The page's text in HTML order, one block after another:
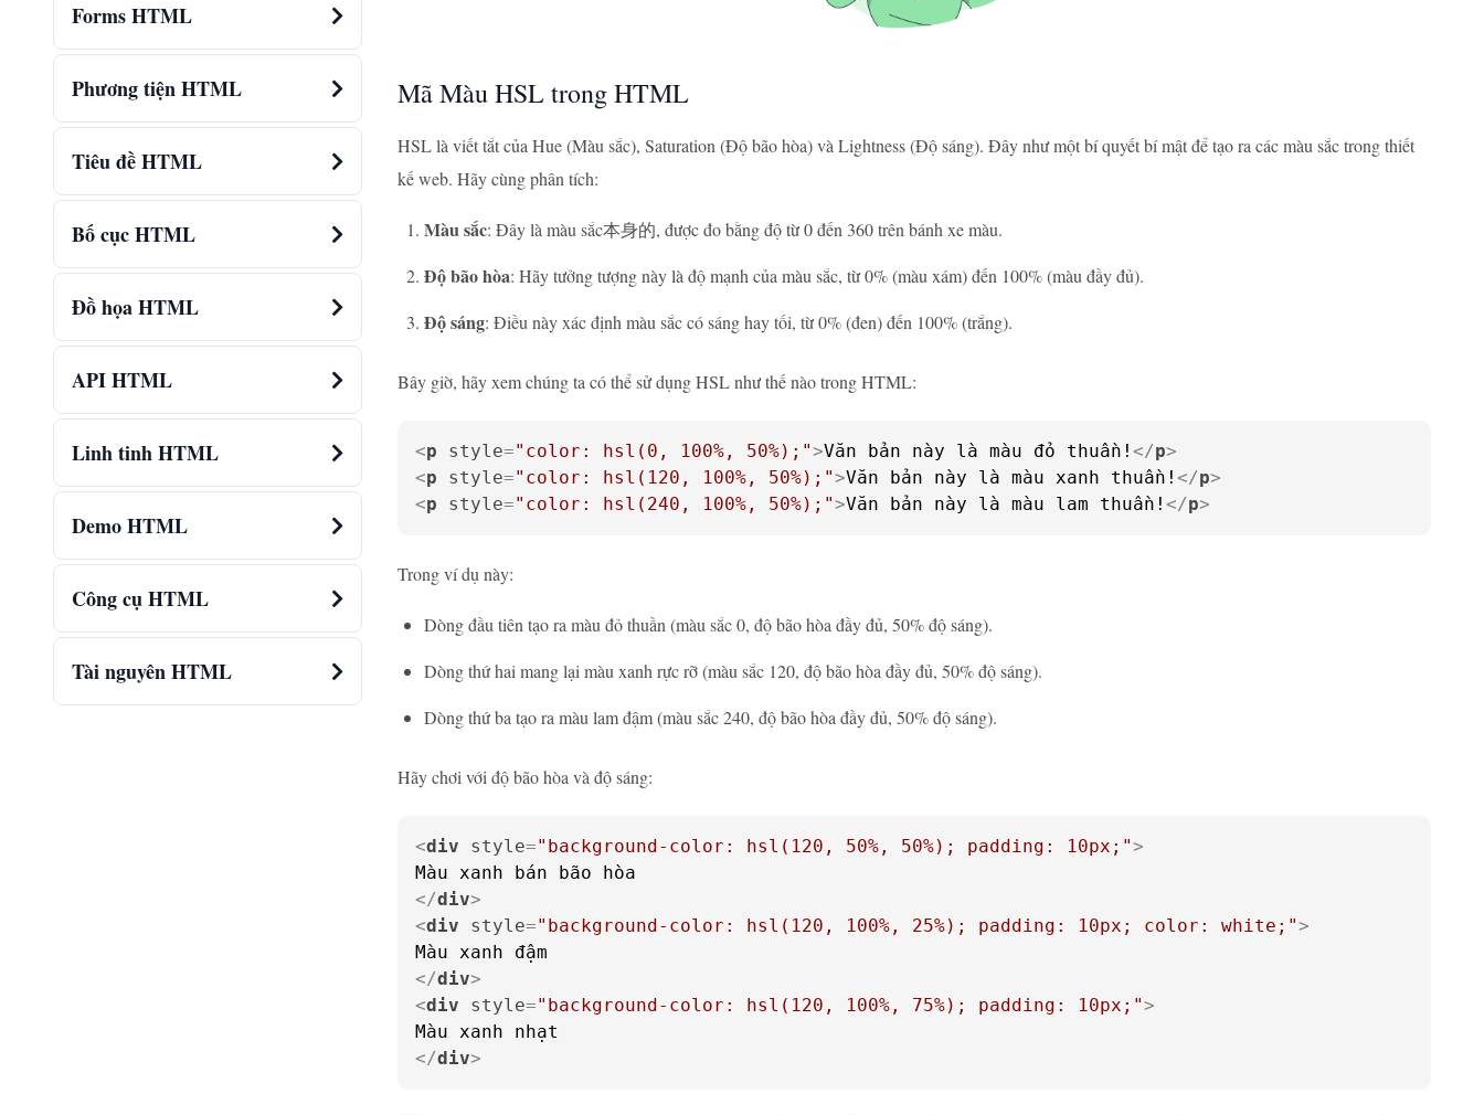
Forms HTML
Phương tiện HTML
Tiêu đề HTML
Bố cục HTML
Đồ họa HTML
API HTML
Linh tinh HTML
Demo HTML
Công cụ HTML
Tài nguyên HTML
Mã Màu HSL trong HTML
HSL là viết tắt của Hue (Màu sắc), Saturation (Độ bão hòa) và Lightness (Độ sáng). Đây như một bí quyết bí mật để tạo ra các màu sắc trong thiết
kế web. Hãy cùng phân tích:
Màu sắc: Đây là màu sắc本身的, được đo bằng độ từ 0 đến 360 trên bánh xe màu.
Độ bão hòa: Hãy tưởng tượng này là độ mạnh của màu sắc, từ 0% (màu xám) đến 100% (màu đầy đủ).
Độ sáng: Điều này xác định màu sắc có sáng hay tối, từ 0% (đen) đến 100% (trắng).
Bây giờ, hãy xem chúng ta có thể sử dụng HSL như thế nào trong HTML:
<p style="color: hsl(0, 100%, 50%);">Văn bản này là màu đỏ thuần! </p>
<p style="color: hsl(120, 100%, 50%);">Văn bản này là màu xanh thuần! </p>
<p style="color: hsl(240, 100%, 50%);">Văn bản này là màu lam thuần! </p>
Trong ví dụ này:
Dòng đầu tiên tạo ra màu đỏ thuần (màu sắc 0, độ bão hòa đầy đủ, 50% độ sáng).
Dòng thứ hai mang lại màu xanh rực rỡ (màu sắc 120, độ bão hòa đầy đủ, 50% độ sáng).
Dòng thứ ba tạo ra màu lam đậm (màu sắc 240, độ bão hòa đầy đủ, 50% độ sáng).
Hãy chơi với độ bão hòa và độ sáng:
<div style="background-color: hsl(120, 50%, 50%); padding: 10px;">
</div>
<div style="background-color: hsl(120, 100%, 25%); padding: 10px; color: white;">
</div>
<div style="background-color: hsl(120, 100%, 75%); padding: 10px;">
</div>